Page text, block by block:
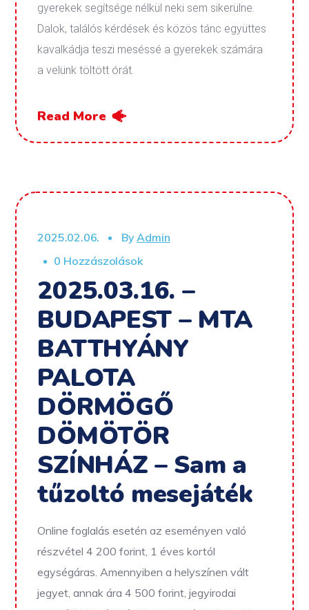
gyerekek segítsége nélkül neki sem sikerülne.
Dalok, találós kérdések és közös tánc együttes
kavalkádja teszi meséssé a gyerekek számára
a velünk töltött órát.
Read More
2025.02.06. ByAdmin
0 Hozzászolások
2025.03.16. –
BUDAPEST – MTA
BATTHYÁNY
PALOTA
DÖRMÖGŐ
DÖMÖTÖR
SZÍNHÁZ – Sam a
tűzoltó mesejáték
Online foglalás esetén az eseményen való
részvétel 4 200 forint, 1 éves kortól
egységáras. Amennyiben a helyszínen vált
jegyet, annak ára 4 500 forint, jegyirodai